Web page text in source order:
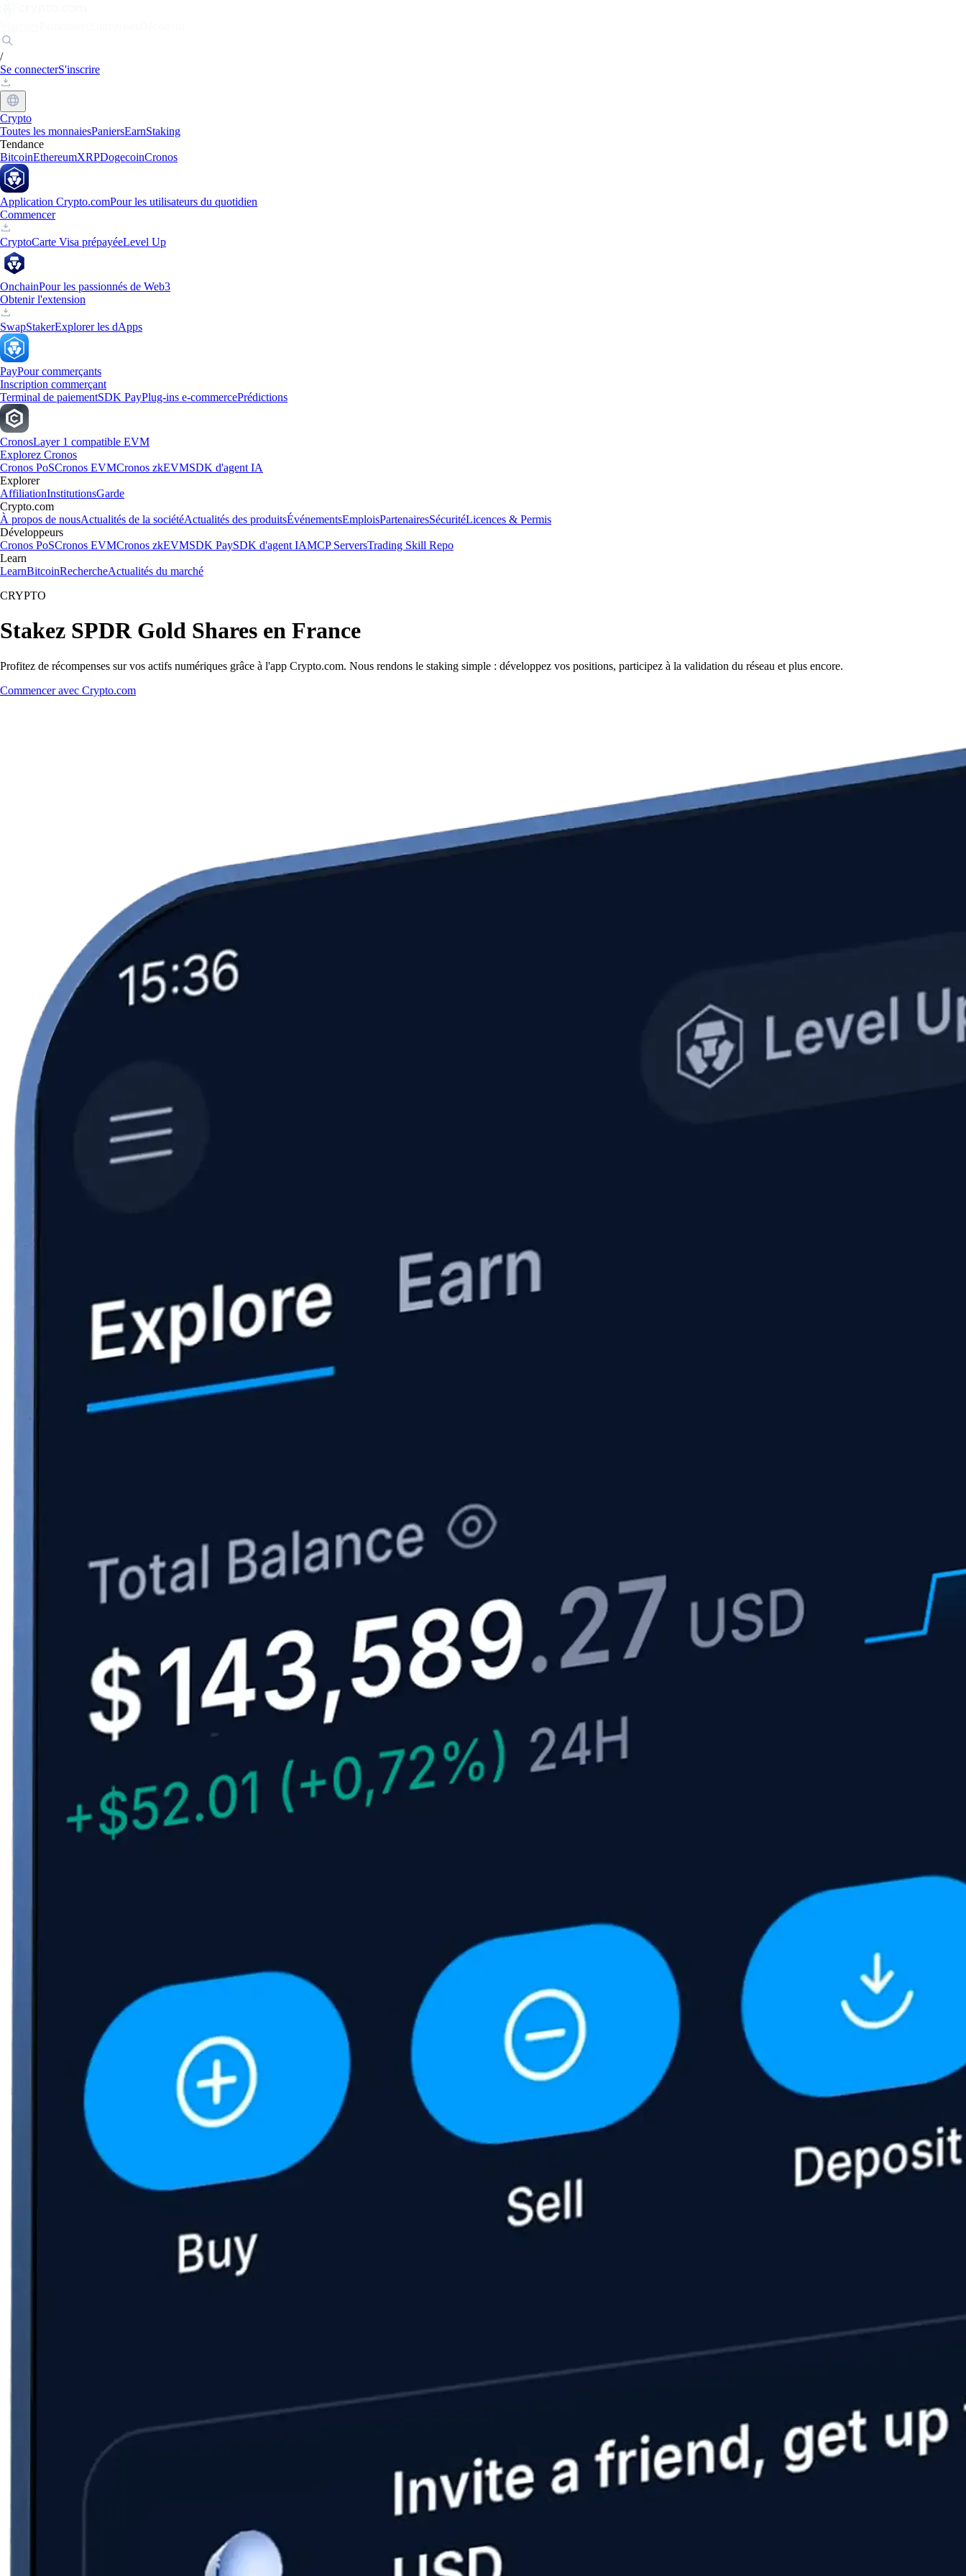
/
Se connecterS'inscrire
Crypto
Toutes les monnaiesPaniersEarnStaking
Tendance
BitcoinEthereumXRPDogecoinCronos
Application Crypto.comPour les utilisateurs du quotidien
Commencer
CryptoCarte Visa prépayéeLevel Up
OnchainPour les passionnés de Web3
Obtenir l'extension
SwapStakerExplorer les dApps
PayPour commerçants
Inscription commerçant
Terminal de paiementSDK PayPlug-ins e-commercePrédictions
CronosLayer 1 compatible EVM
Explorez Cronos
Cronos PoSCronos EVMCronos zkEVMSDK d'agent IA
Explorer
AffiliationInstitutionsGarde
Crypto.com
À propos de nousActualités de la sociétéActualités des produitsÉvénementsEmploisPartenairesSécuritéLicences & Permis
Développeurs
Cronos PoSCronos EVMCronos zkEVMSDK PaySDK d'agent IAMCP ServersTrading Skill Repo
Learn
LearnBitcoinRechercheActualités du marché
CRYPTO
Stakez SPDR Gold Shares en France
Profitez de récompenses sur vos actifs numériques grâce à l'app Crypto.com. Nous rendons le staking simple : développez vos positions, participez à la validation du réseau et plus encore.
Commencer avec Crypto.com